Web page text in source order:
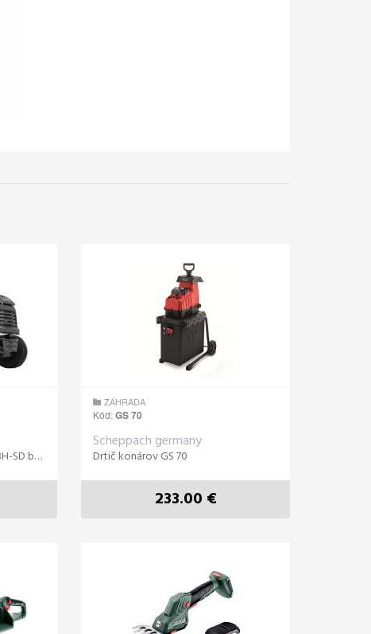
Traktor záhradný TMR 452-98H-SD bočný výhoz
ZÁHRADA
Kód:GS 70
Scheppach germany
Drtič konárov GS 70
233.00 €